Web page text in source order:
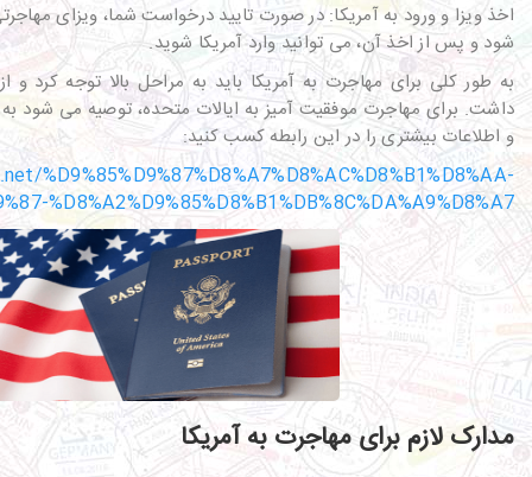
اخذ ویزا و ورود به آمریکا: در صورت تایید درخواست شما، ویزای
شود و پس از اخذ آن، می توانید وارد آمریکا شوید.
به طور کلی برای مهاجرت به آمریکا باید به مراحل بالا توجه کرد و
داشت. برای مهاجرت موفقیت آمیز به ایالات متحده، توصیه می شود
و اطلاعات بیشتری را در این رابطه کسب کنید:
%D9%85%D9%87%D8%A7%D8%AC%D8%B1%D8%AA-
%D8%A2%D9%85%D8%B1%DB%8C%DA%A9%D8%A7/
مدارک لازم برای مهاجرت به آمریکا